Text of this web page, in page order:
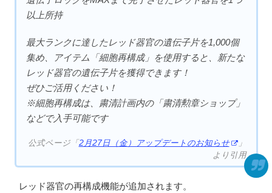
以上所持
最大ランクに達したレッド器官の遺伝子片を1,000個
集め、アイテム「細胞再構成」を使用すると、新たな
レッド器官の遺伝子片を獲得できます！
ぜひご活用ください！
※細胞再構成は、粛清計画内の「粛清勲章ショップ」
などで入手可能です
公式ページ「 2月27日（金）アップデートのお知らせ
」
より引用
レッド器官の再構成機能が追加されます。